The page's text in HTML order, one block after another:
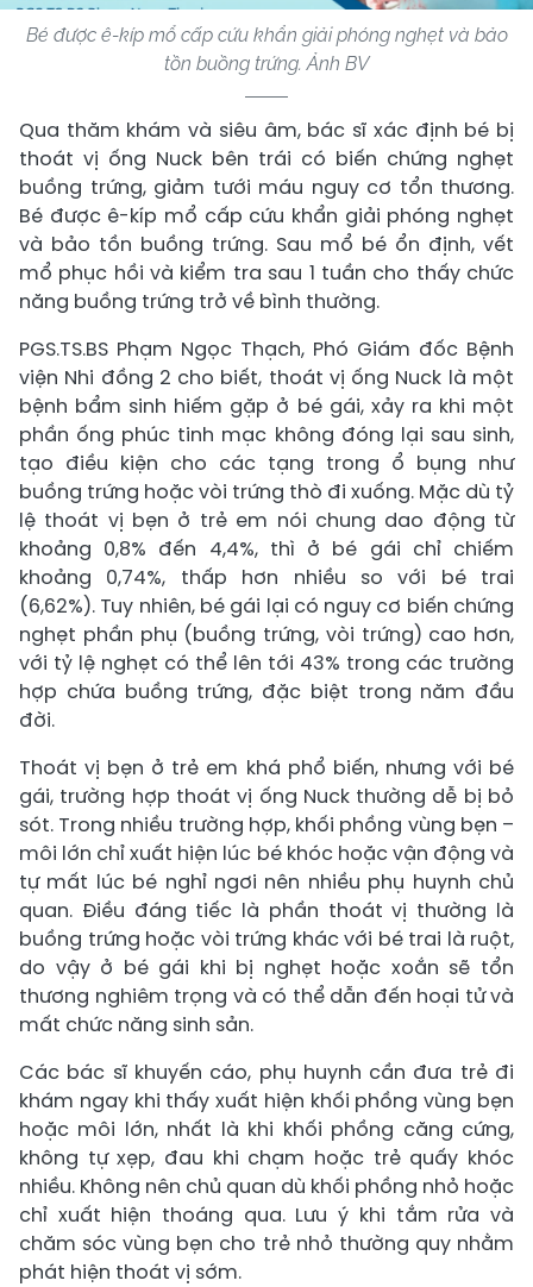
Bé được ê-kíp mổ cấp cứu khẩn giải phóng nghẹt và bảo
tồn buồng trứng. Ảnh BV
Qua thăm khám và siêu âm, bác sĩ xác định bé bị
thoát vị ống Nuck bên trái có biến chứng nghẹt
buồng trứng, giảm tưới máu nguy cơ tổn thương.
Bé được ê-kíp mổ cấp cứu khẩn giải phóng nghẹt
và bảo tồn buồng trứng. Sau mổ bé ổn định, vết
mổ phục hồi và kiểm tra sau 1 tuần cho thấy chức
năng buồng trứng trở về bình thường.
PGS.TS.BS Phạm Ngọc Thạch, Phó Giám đốc Bệnh
viện Nhi đồng 2 cho biết, thoát vị ống Nuck là một
bệnh bẩm sinh hiếm gặp ở bé gái, xảy ra khi một
phần ống phúc tinh mạc không đóng lại sau sinh,
tạo điều kiện cho các tạng trong ổ bụng như
buồng trứng hoặc vòi trứng thò đi xuống. Mặc dù tỷ
lệ thoát vị bẹn ở trẻ em nói chung dao động từ
khoảng 0,8% đến 4,4%, thì ở bé gái chỉ chiếm
khoảng 0,74%, thấp hơn nhiều so với bé trai
(6,62%). Tuy nhiên, bé gái lại có nguy cơ biến chứng
nghẹt phần phụ (buồng trứng, vòi trứng) cao hơn,
với tỷ lệ nghẹt có thể lên tới 43% trong các trường
hợp chứa buồng trứng, đặc biệt trong năm đầu
đời.
Thoát vị bẹn ở trẻ em khá phổ biến, nhưng với bé
gái, trường hợp thoát vị ống Nuck thường dễ bị bỏ
sót. Trong nhiều trường hợp, khối phồng vùng bẹn –
môi lớn chỉ xuất hiện lúc bé khóc hoặc vận động và
tự mất lúc bé nghỉ ngơi nên nhiều phụ huynh chủ
quan. Điều đáng tiếc là phần thoát vị thường là
buồng trứng hoặc vòi trứng khác với bé trai là ruột,
do vậy ở bé gái khi bị nghẹt hoặc xoắn sẽ tổn
thương nghiêm trọng và có thể dẫn đến hoại tử và
mất chức năng sinh sản.
Các bác sĩ khuyến cáo, phụ huynh cần đưa trẻ đi
khám ngay khi thấy xuất hiện khối phồng vùng bẹn
hoặc môi lớn, nhất là khi khối phồng căng cứng,
không tự xẹp, đau khi chạm hoặc trẻ quấy khóc
nhiều. Không nên chủ quan dù khối phồng nhỏ hoặc
chỉ xuất hiện thoáng qua. Lưu ý khi tắm rửa và
chăm sóc vùng bẹn cho trẻ nhỏ thường quy nhằm
phát hiện thoát vị sớm.